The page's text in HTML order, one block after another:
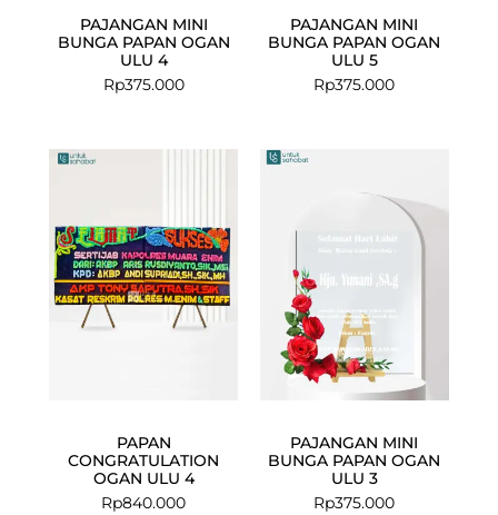
PAJANGAN MINI
BUNGA PAPAN OGAN
ULU 4
Rp375.000
PAJANGAN MINI
BUNGA PAPAN OGAN
ULU 5
Rp375.000
PAPAN
CONGRATULATION
OGAN ULU 4
Rp840.000
PAJANGAN MINI
BUNGA PAPAN OGAN
ULU 3
Rp375.000